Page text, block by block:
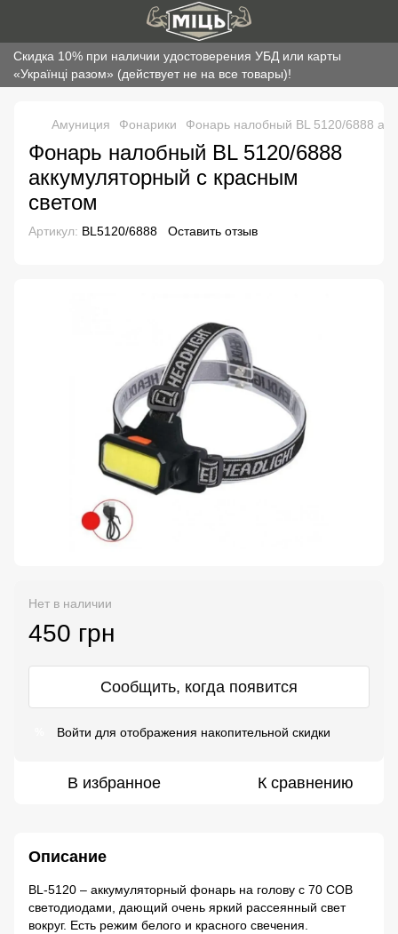
Скидка 10% при наличии удостоверения УБД или карты
«Українці разом» (действует не на все товары)!
Амуниция Фонарики Фонарь налобный BL 5120/6888
Фонарь налобный BL 5120/6888
аккумуляторный с красным
светом
Артикул: BL5120/6888 Оставить отзыв
Нет в наличии
450 грн
Сообщить, когда появится
Войти для отображения накопительной скидки
В избранное К сравнению
Описание
BL-5120 – аккумуляторный фонарь на голову с 70 COB
светодиодами, дающий очень яркий рассеянный свет
вокруг. Есть режим белого и красного свечения.